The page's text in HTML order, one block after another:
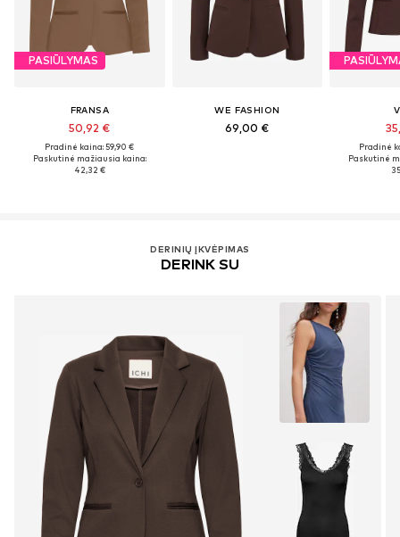
PASIŪLYMAS
FRANSA
50,92 €
Pradinė kaina: 59,90 €
Paskutinė mažiausia kaina:
42,32 €
WE FASHION
69,00 €
Pradinė
Paskutinė
DERINIŲ ĮKVĖPIMAS
DERINK SU